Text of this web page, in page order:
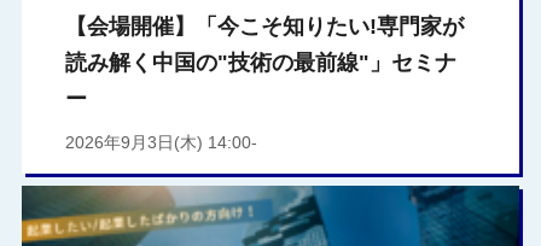
【会場開催】「今こそ知りたい!専門家が
読み解く中国の"技術の最前線"」セミナ
ー
2026年9月3日(木) 14:00-